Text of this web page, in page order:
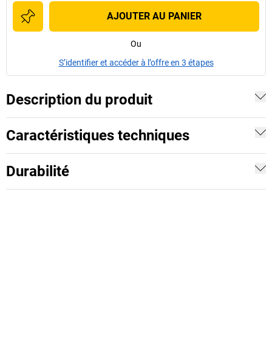
AJOUTER AU PANIER
Ou
S’identifier et accéder à l’offre en 3 étapes
Description du produit
Caractéristiques techniques
Durabilité